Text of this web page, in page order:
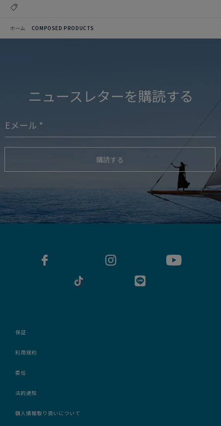
ホーム COMPOSED PRODUCTS
ニュースレターを購読する
購読する
保証
利用規約
委任
法的通知
個人情報取り扱いについて